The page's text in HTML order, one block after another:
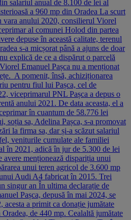
salariul anual de 8.100 de lei al
a 960 mp din Oradea La scurt
vara anului 2020, consilierul Viorel
al comunei Holod din partea
depuse în această calitate, terenul
s-a micșorat până a ajuns de doar
explică de ce a dispărut o parcelă
Emanuel Pașca nu a menționat
A pomenit, însă, achiziționarea
pentru fiul lui Pașca, cel de
viceprimarul PNL Pașca a depus o
anului 2021. De data aceasta, el a
în cuantum de 58.776 lei
soția sa, Adelina Pașca, s-a promovat
la firma sa, dar și-a scăzut salariul
veniturile cumulate ale familiei
în 2021, adică în jur de 5.300 de lei
avere menționează dispariția unui
unui teren agricol de 3.600 mp
Audi A4 fabricat în 2015. Trei
singur an În ultima declarație de
Pașca, depusă în mai 2024, se
acesta a primit ca donație jumătate
de 440 mp. Cealaltă jumătate